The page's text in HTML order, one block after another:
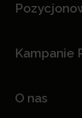
Kampanie
O nas